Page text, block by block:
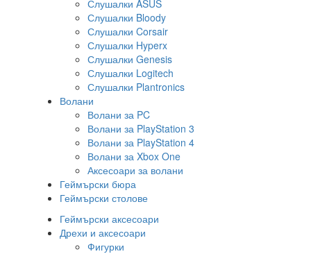
Слушалки ASUS
Слушалки Bloody
Слушалки Corsair
Слушалки Hyperx
Слушалки Genesis
Слушалки Logitech
Слушалки Plantronics
Волани
Волани за PC
Волани за PlayStation 3
Волани за PlayStation 4
Волани за Xbox One
Аксесоари за волани
Геймърски бюра
Геймърски столове
Геймърски аксесоари
Дрехи и аксесоари
Фигурки